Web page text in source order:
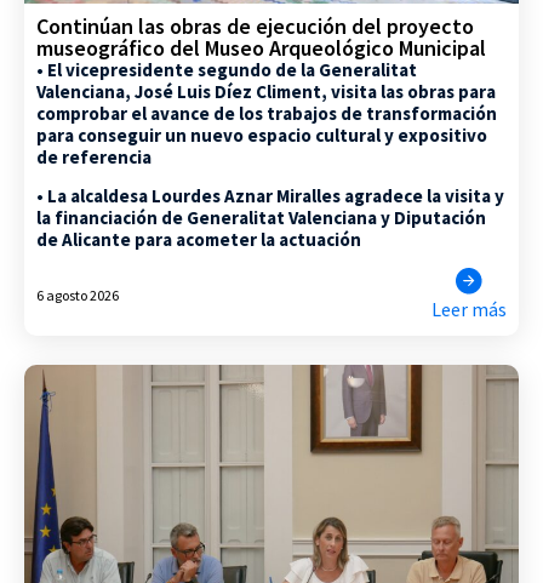
Continúan las obras de ejecución del proyecto
museográfico del Museo Arqueológico Municipal
• El vicepresidente segundo de la Generalitat
Valenciana, José Luis Díez Climent, visita las obras para
comprobar el avance de los trabajos de transformación
para conseguir un nuevo espacio cultural y expositivo
de referencia
• La alcaldesa Lourdes Aznar Miralles agradece la visita y
la financiación de Generalitat Valenciana y Diputación
de Alicante para acometer la actuación
6 agosto 2026
Leer más